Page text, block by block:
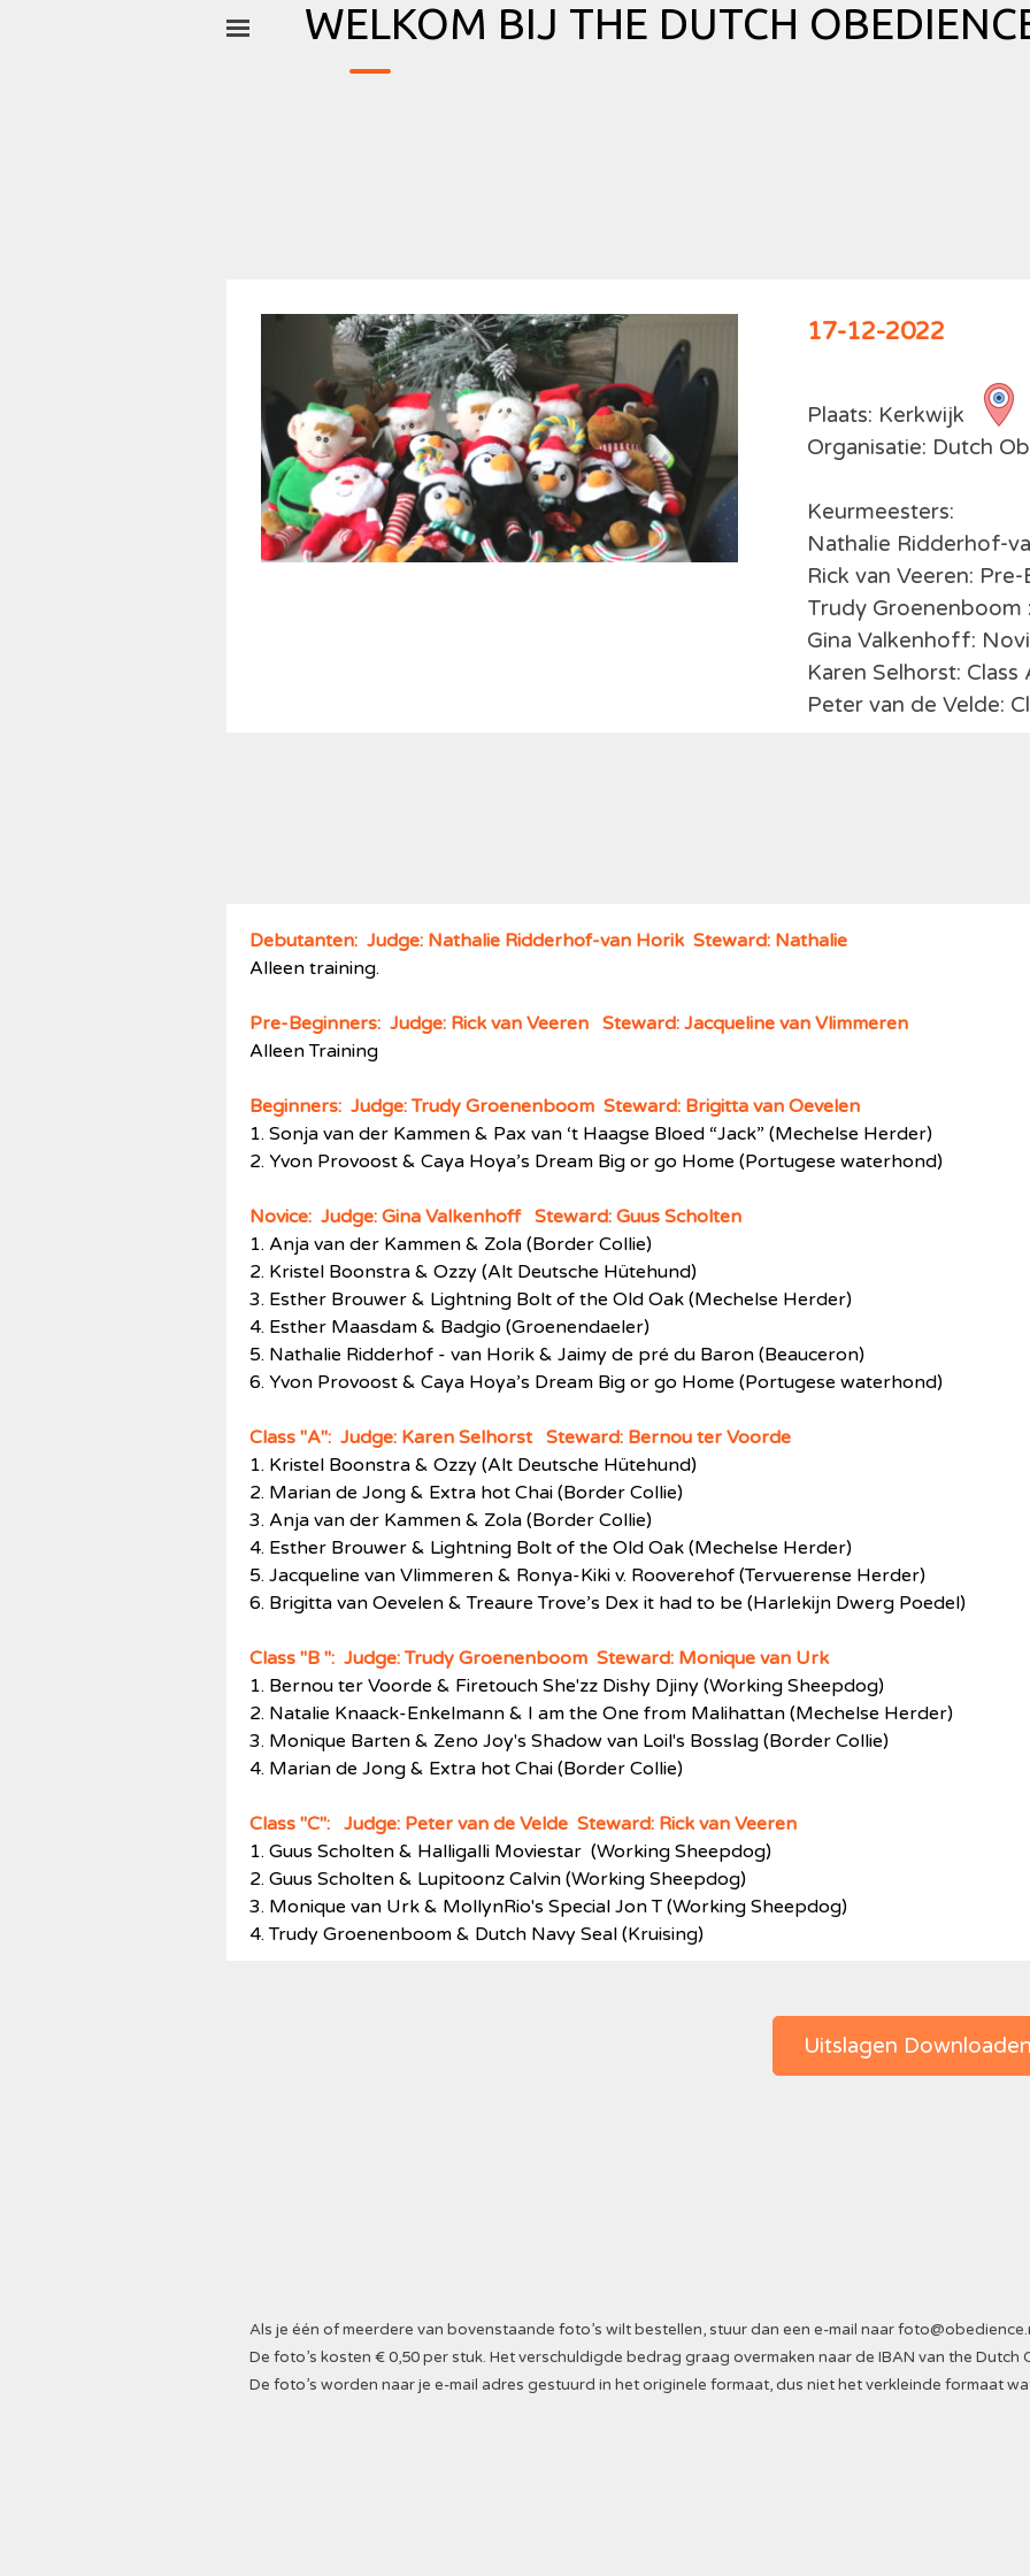
_
WELKOM BIJ THE DUTCH
Menu overslaan
17-12-2022
Plaats: Kerkwijk
Organisatie: Dutch
Keurmeesters:
Nathalie Ridderhof-
Rick van Veeren:
Trudy Groenenboom
Gina Valkenhoff:
Karen Selhorst: Class
Peter van de Velde:
Debutanten: Judge: Nathalie Ridderhof-van Horik Steward: Nathalie
Alleen training.
Pre-Beginners: Judge: Rick van Veeren Steward: Jacqueline van Vlimmeren
Alleen Training
Beginners: Judge: Trudy Groenenboom Steward: Brigitta van Oevelen
1. Sonja van der Kammen & Pax van ‘t Haagse Bloed “Jack” (Mechelse Herder)
2. Yvon Provoost & Caya Hoya’s Dream Big or go Home (Portugese waterhond)
Novice: Judge: Gina Valkenhoff Steward: Guus Scholten
1. Anja van der Kammen & Zola (Border Collie)
2. Kristel Boonstra & Ozzy (Alt Deutsche Hütehund)
3. Esther Brouwer & Lightning Bolt of the Old Oak (Mechelse Herder)
4. Esther Maasdam & Badgio (Groenendaeler)
5. Nathalie Ridderhof - van Horik & Jaimy de pré du Baron (Beauceron)
6. Yvon Provoost & Caya Hoya’s Dream Big or go Home (Portugese waterhond)
Class "A": Judge: Karen Selhorst Steward: Bernou ter Voorde
1. Kristel Boonstra & Ozzy (Alt Deutsche Hütehund)
2. Marian de Jong & Extra hot Chai (Border Collie)
3. Anja van der Kammen & Zola (Border Collie)
4. Esther Brouwer & Lightning Bolt of the Old Oak (Mechelse Herder)
5. Jacqueline van Vlimmeren & Ronya-Kiki v. Rooverehof (Tervuerense Herder)
6. Brigitta van Oevelen & Treaure Trove’s Dex it had to be (Harlekijn Dwerg Poedel)
Class "B ": Judge: Trudy Groenenboom Steward: Monique van Urk
1. Bernou ter Voorde & Firetouch She'zz Dishy Djiny (Working Sheepdog)
2. Natalie Knaack-Enkelmann & I am the One from Malihattan (Mechelse Herder)
3. Monique Barten & Zeno Joy's Shadow van Loil's Bosslag (Border Collie)
4. Marian de Jong & Extra hot Chai (Border Collie)
Class "C": Judge: Peter van de Velde Steward: Rick van Veeren
1. Guus Scholten & Halligalli Moviestar (Working Sheepdog)
2. Guus Scholten & Lupitoonz Calvin (Working Sheepdog)
3. Monique van Urk & MollynRio's Special Jon T (Working Sheepdog)
4. Trudy Groenenboom & Dutch Navy Seal (Kruising)
Uitslagen
Als je één of meerdere van bovenstaande foto’s wilt bestellen, stuur dan een e-mail naar
De foto’s kosten € 0,50 per stuk. Het verschuldigde bedrag graag overmaken naar de IBAN van the Dutch
De foto’s worden naar je e-mail adres gestuurd in het originele formaat, dus niet het verkleinde formaat